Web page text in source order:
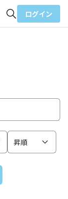
ログイン
昇順